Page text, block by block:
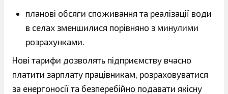
планові обсяги споживання та реалізації води
в селах зменшилися порівняно з минулими
розрахунками.
Нові тарифи дозволять підприємству вчасно
платити зарплату працівникам, розраховуватися
за енергоносії та безперебійно подавати якісну